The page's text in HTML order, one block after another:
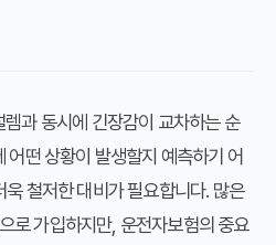
과 동시에 긴장감이 교차하는 순
어떤 상황이 발생할지 예측하기 어
철저한 대비가 필요합니다. 많은
로 가입하지만, 운전자보험의 중요